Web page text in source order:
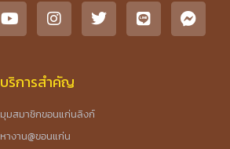
บริการสำคัญ
มุมสมาชิกขอนแก่นลิงก์
หางาน@ขอนแก่น